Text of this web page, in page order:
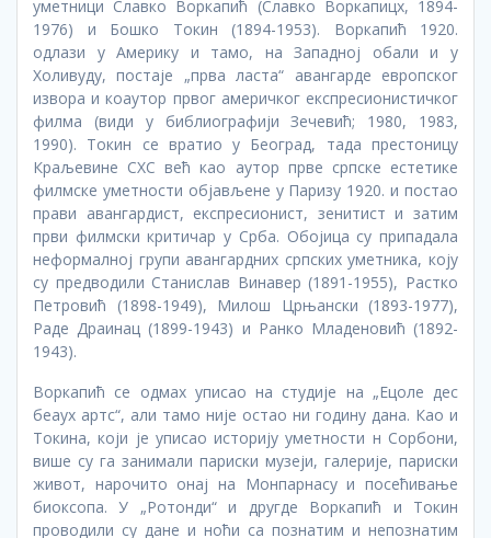
уметници Славко Воркапић (Славко Воркапицх, 1894-
1976) и Бошко Токин (1894-1953). Воркапић 1920.
одлази у Америку и тамо, на Западној обали и у
Холивуду, постаје „прва ласта“ авангарде европског
извора и коаутор првог америчког експресионистичког
филма (види у библиографији Зечевић; 1980, 1983,
1990). Токин се вратио у Београд, тада престоницу
Краљевине СХС већ као аутор прве српске естетике
филмске уметности објављене у Паризу 1920. и постао
прави авангардист, експресионист, зенитист и затим
први филмски критичар у Срба. Обојица су припадала
неформалној групи авангардних српских уметника, коју
су предводили Станислав Винавер (1891-1955), Растко
Петровић (1898-1949), Милош Црњански (1893-1977),
Раде Драинац (1899-1943) и Ранко Младеновић (1892-
1943).
Воркапић се одмах уписао на студије на „Ецоле дес
беауx артс“, али тамо није остао ни годину дана. Као и
Токина, који је уписао историју уметности н Сорбони,
више су га занимали париски музеји, галерије, париски
живот, нарочито онај на Монпарнасу и посећивање
биоксопа. У „Ротонди“ и другде Воркапић и Токин
проводили су дане и ноћи са познатим и непознатим